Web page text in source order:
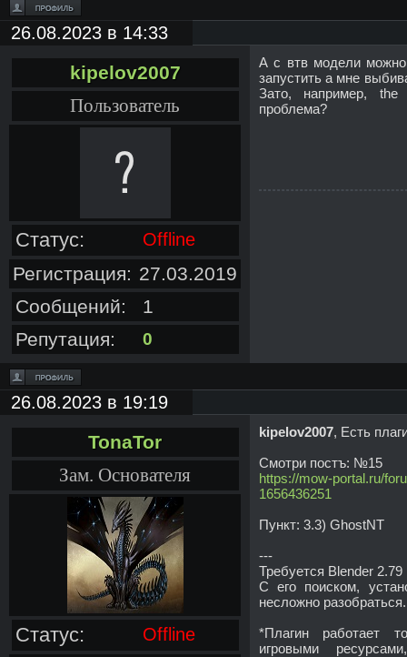
26.08.2023 в 14:33
kipelov2007
Пользователь
Статус: Offline
Регистрация: 27.03.2019
Сообщений:
1
Репутация:
0
А с втв модели
запустить а мне
Зато, например,
проблема?
26.08.2023 в 19:19
TonaTor
Зам. Основателя
Статус: Offline
kipelov2007, Есть
Смотри постъ: №15
https://mow-portal.ru/
1656436251
Пункт: 3.3) GhostNT
---
Требуется Blender 2.79
С его поиском,
несложно разобраться.
*Плагин работает
игровыми